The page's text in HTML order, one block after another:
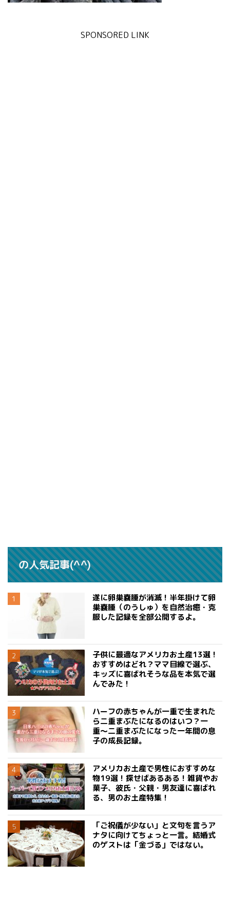
SPONSORED LINK
の人気記事(^^)
遂に卵巣嚢腫が消滅！半年掛けて卵
巣嚢腫（のうしゅ）を自然治癒・克
服した記録を全部公開するよ。
子供に最適なアメリカお土産13選！
おすすめはどれ？ママ目線で選ぶ、
キッズに喜ばれそうな品を本気で選
んでみた！
ハーフの赤ちゃんが一重で生まれた
ら二重まぶたになるのはいつ？一
重〜二重まぶたになった一年間の息
子の成長記録。
アメリカお土産で男性におすすめな
物19選！探せばあるある！雑貨やお
菓子、彼氏・父親・男友達に喜ばれ
る、男のお土産特集！
「ご祝儀が少ない」と文句を言うア
ナタに向けてちょっと一言。結婚式
のゲストは「金づる」ではない。